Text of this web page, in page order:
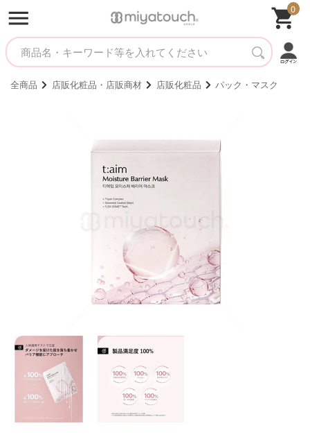
0
全商品 店販化粧品・店販商材 店販化粧品 パック・マスク